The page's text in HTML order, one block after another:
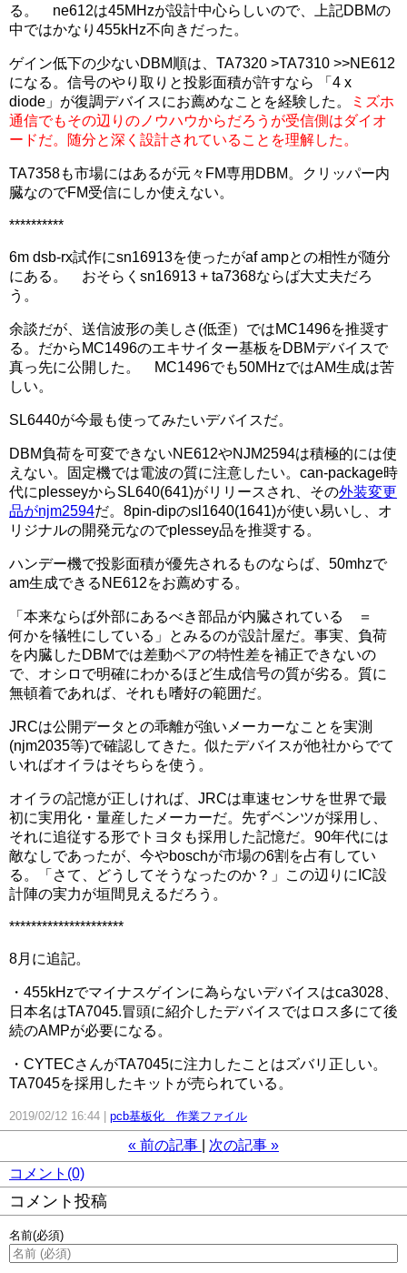
る。 ne612は45MHzが設計中心らしいので、上記DBMの
中ではかなり455kHz不向きだった。
ゲイン低下の少ないDBM順は、TA7320 >TA7310 >>NE612
になる。信号のやり取りと投影面積が許すなら 「4 x
diode」が復調デバイスにお薦めなことを経験した。
ミズホ
通信でもその辺りのノウハウからだろうが受信側はダイオ
ードだ。随分と深く設計されていることを理解した。
TA7358も市場にはあるが元々FM専用DBM。クリッパー内
臓なのでFM受信にしか使えない。
**********
6m dsb-rx試作にsn16913を使ったがaf ampとの相性が随分
にある。 おそらくsn16913 + ta7368ならば大丈夫だろ
う。
余談だが、送信波形の美しさ(低歪）ではMC1496を推奨す
る。だからMC1496のエキサイター基板をDBMデバイスで
真っ先に公開した。 MC1496でも50MHzではAM生成は苦
しい。
SL6440が今最も使ってみたいデバイスだ。
DBM負荷を可変できないNE612やNJM2594は積極的には使
えない。固定機では電波の質に注意したい。can-package時
代にplesseyからSL640(641)がリリースされ、その外装変更
品がnjm2594だ。8pin-dipのsl1640(1641)が使い易いし、オ
リジナルの開発元なのでplessey品を推奨する。
ハンデー機で投影面積が優先されるものならば、50mhzで
am生成できるNE612をお薦めする。
「本来ならば外部にあるべき部品が内臓されている ＝
何かを犠牲にしている」とみるのが設計屋だ。事実、負荷
を内臓したDBMでは差動ペアの特性差を補正できないの
で、オシロで明確にわかるほど生成信号の質が劣る。質に
無頓着であれば、それも嗜好の範囲だ。
JRCは公開データとの乖離が強いメーカーなことを実測
(njm2035等)で確認してきた。似たデバイスが他社からでて
いればオイラはそちらを使う。
オイラの記憶が正しければ、JRCは車速センサを世界で最
初に実用化・量産したメーカーだ。先ずベンツが採用し、
それに追従する形でトヨタも採用した記憶だ。90年代には
敵なしであったが、今やboschが市場の6割を占有してい
る。「さて、どうしてそうなったのか？」この辺りにIC設
計陣の実力が垣間見えるだろう。
*********************
8月に追記。
・455kHzでマイナスゲインに為らないデバイスはca3028、
日本名はTA7045.冒頭に紹介したデバイスではロス多にて後
続のAMPが必要になる。
・CYTECさんがTA7045に注力したことはズバリ正しい。
TA7045を採用したキットが売られている。
2019/02/12 16:44 pcb基板化 作業ファイル
« 前の記事 次の記事 »
コメント(0)
コメント投稿
名前(必須)